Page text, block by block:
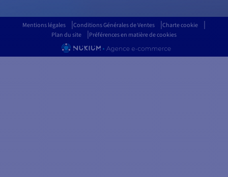
Mentions légales Conditions Générales de Ventes
Charte cookie
Plan du site
Préférences en matière de cookies